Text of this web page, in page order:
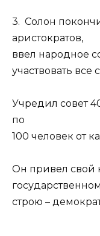
3. Солон
аристократов,
ввел народное
участвовать
Учредил совет
по
100 человек от
Он привел свой
строю –